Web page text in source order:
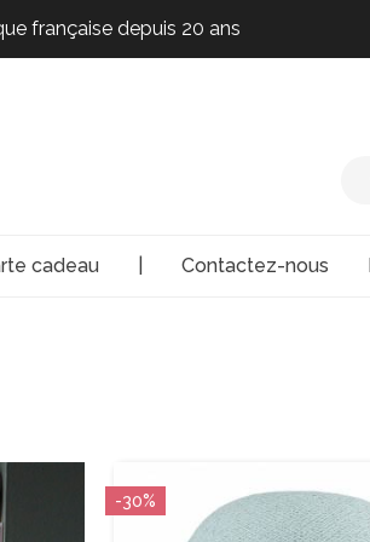
française depuis 20 ans
française depuis 20 ans
cadeau Contactez-nous
-30%